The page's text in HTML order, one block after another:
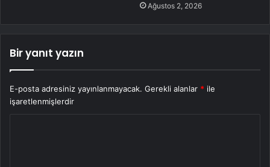
Ağustos 2, 2026
Bir yanıt yazın
E-posta adresiniz yayınlanmayacak. Gerekli alanlar * ile
işaretlenmişlerdir